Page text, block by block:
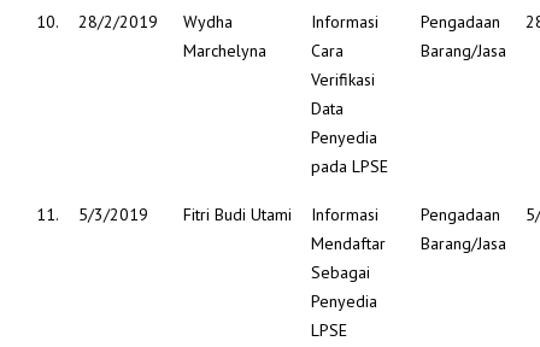
10. 28/2/2019
Wydha
Marchelyna
Informasi
Cara
Verifikasi
Data
Penyedia
pada LPSE
Pengadaan
Barang/Jasa
11. 5/3/2019 Fitri Budi Utami
Informasi
Mendaftar
Sebagai
Penyedia
LPSE
Pengadaan
Barang/Jasa